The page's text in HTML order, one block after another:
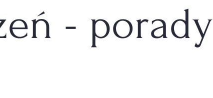
- porady